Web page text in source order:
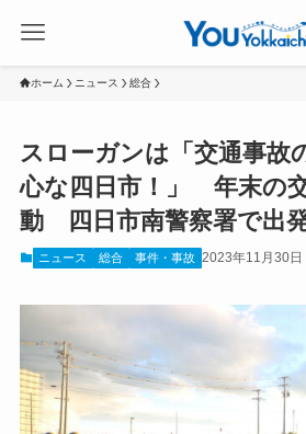
ホーム ニュース 総合
スローガンは「交通事故
心な四日市！」 年末の
動 四日市南警察署で出
ニュース 総合 事件・事故 2023年11月30日